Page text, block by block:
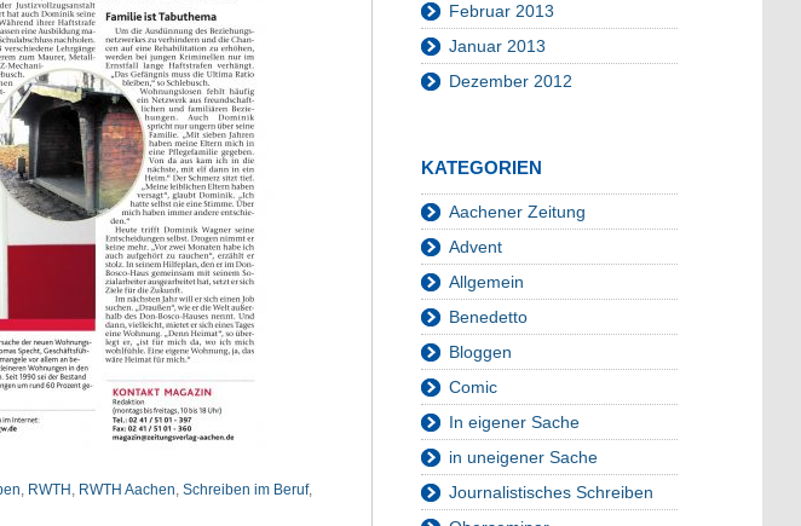
, RWTH , RWTH Aachen, Schreiben im Beruf,
Februar 2013
Januar 2013
Dezember 2012
KATEGORIEN
Aachener Zeitung
Advent
Allgemein
Benedetto
Bloggen
Comic
In eigener Sache
in uneigener Sache
Journalistisches Schreiben